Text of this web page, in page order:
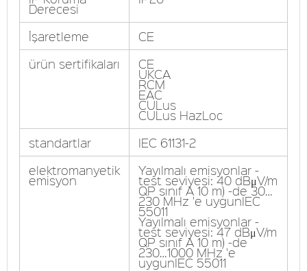
Derecesi
İşaretleme
CE
ürün sertifikaları
CE
UKCA
RCM
EAC
CULus
CULus HazLoc
standartlar
IEC 61131-2
elektromanyetik
emisyon
Yayılmalı emisyonlar -
test seviyesi: 40 dBμV/m
QP sınıf A 10 m) -de 30…
230 MHz 'e uygunIEC
55011
Yayılmalı emisyonlar -
test seviyesi: 47 dBμV/m
QP sınıf A 10 m) -de
230…1000 MHz 'e
uygunIEC 55011